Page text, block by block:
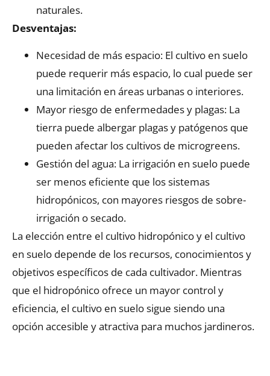
naturales.
Desventajas:
Necesidad de más espacio: El cultivo en suelo
puede requerir más espacio, lo cual puede ser
una limitación en áreas urbanas o interiores.
Mayor riesgo de enfermedades y plagas: La
tierra puede albergar plagas y patógenos que
pueden afectar los cultivos de microgreens.
Gestión del agua: La irrigación en suelo puede
ser menos eficiente que los sistemas
hidropónicos, con mayores riesgos de sobre-
irrigación o secado.
La elección entre el cultivo hidropónico y el cultivo
en suelo depende de los recursos, conocimientos y
objetivos específicos de cada cultivador. Mientras
que el hidropónico ofrece un mayor control y
eficiencia, el cultivo en suelo sigue siendo una
opción accesible y atractiva para muchos jardineros.